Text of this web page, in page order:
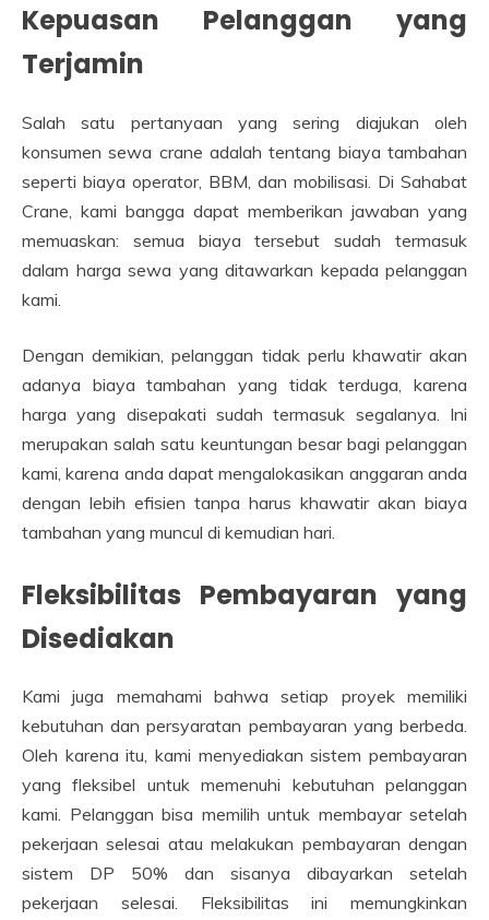
Kepuasan Pelanggan yang
Terjamin
Salah satu pertanyaan yang sering diajukan oleh
konsumen sewa crane adalah tentang biaya tambahan
seperti biaya operator, BBM, dan mobilisasi. Di Sahabat
Crane, kami bangga dapat memberikan jawaban yang
memuaskan: semua biaya tersebut sudah termasuk
dalam harga sewa yang ditawarkan kepada pelanggan
kami.
Dengan demikian, pelanggan tidak perlu khawatir akan
adanya biaya tambahan yang tidak terduga, karena
harga yang disepakati sudah termasuk segalanya. Ini
merupakan salah satu keuntungan besar bagi pelanggan
kami, karena anda dapat mengalokasikan anggaran anda
dengan lebih efisien tanpa harus khawatir akan biaya
tambahan yang muncul di kemudian hari.
Fleksibilitas Pembayaran yang
Disediakan
Kami juga memahami bahwa setiap proyek memiliki
kebutuhan dan persyaratan pembayaran yang berbeda.
Oleh karena itu, kami menyediakan sistem pembayaran
yang fleksibel untuk memenuhi kebutuhan pelanggan
kami. Pelanggan bisa memilih untuk membayar setelah
pekerjaan selesai atau melakukan pembayaran dengan
sistem DP 50% dan sisanya dibayarkan setelah
pekerjaan selesai. Fleksibilitas ini memungkinkan